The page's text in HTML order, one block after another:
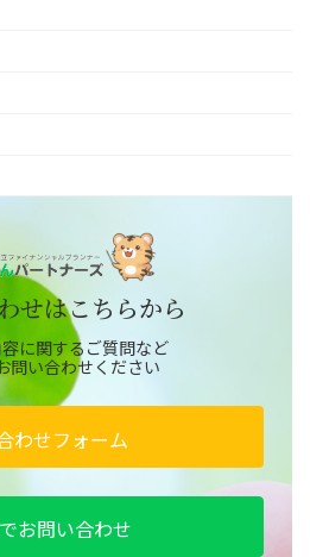
せはこちらから
に関するご質問など
問い合わせください
わせフォーム
お問い合わせ